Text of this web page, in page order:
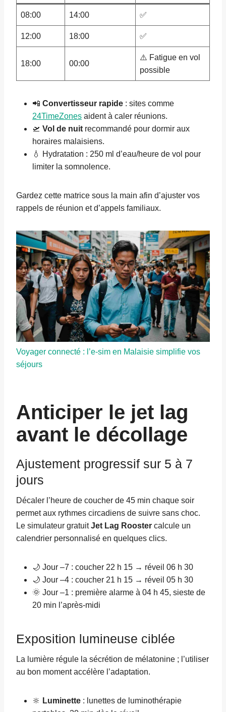
08:00 14:00 ✅
12:00 18:00 ✅
18:00 00:00
⚠️ Fatigue en vol
possible
📲 Convertisseur rapide : sites comme
24TimeZones aident à caler réunions.
🛫 Vol de nuit recommandé pour dormir aux
horaires malaisiens.
💧 Hydratation : 250 ml d’eau/heure de vol pour
limiter la somnolence.
Gardez cette matrice sous la main afin d’ajuster vos
rappels de réunion et d’appels familiaux.
Voyager connecté : l’e-sim en Malaisie simplifie vos
séjours
Anticiper le jet lag
avant le décollage
Ajustement progressif sur 5 à 7
jours
Décaler l’heure de coucher de 45 min chaque soir
permet aux rythmes circadiens de suivre sans choc.
Le simulateur gratuitJet Lag Rooster calcule un
calendrier personnalisé en quelques clics.
🌙 Jour –7 : coucher 22 h 15 → réveil 06 h 30
🌙 Jour –4 : coucher 21 h 15 → réveil 05 h 30
🌞 Jour –1 : première alarme à 04 h 45, sieste de
20 min l’après-midi
Exposition lumineuse ciblée
La lumière régule la sécrétion de mélatonine ; l’utiliser
au bon moment accélère l’adaptation.
🔆 Luminette : lunettes de luminothérapie